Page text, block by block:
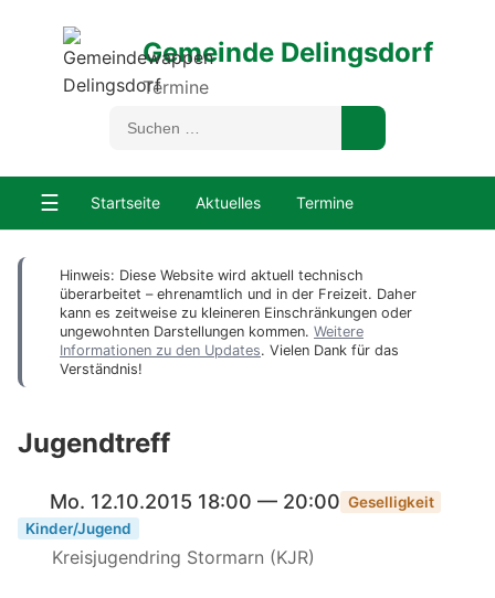
Gemeinde Delingsdorf
Termine
☰ Startseite Aktuelles Termine
Hinweis: Diese Website wird aktuell technisch
überarbeitet – ehrenamtlich und in der Freizeit. Daher
kann es zeitweise zu kleineren Einschränkungen oder
ungewohnten Darstellungen kommen. Weitere
Informationen zu den Updates. Vielen Dank für das
Verständnis!
Jugendtreff
Mo. 12.10.2015 18:00 — 20:00 Geselligkeit
Kinder/Jugend
Kreisjugendring Stormarn (KJR)